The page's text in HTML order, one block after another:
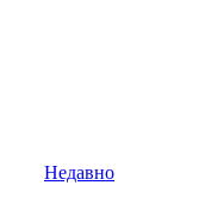
Недавно